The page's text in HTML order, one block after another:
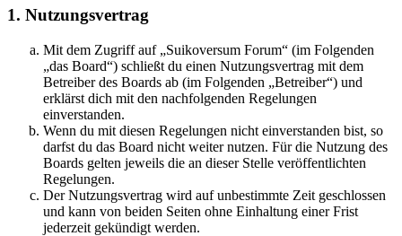
1. Nutzungsvertrag
Mit dem Zugriff auf „Suikoversum Forum“ (im Folgenden
„das Board“) schließt du einen Nutzungsvertrag mit dem
Betreiber des Boards ab (im Folgenden „Betreiber“) und
erklärst dich mit den nachfolgenden Regelungen
einverstanden.
Wenn du mit diesen Regelungen nicht einverstanden bist, so
darfst du das Board nicht weiter nutzen. Für die Nutzung des
Boards gelten jeweils die an dieser Stelle veröffentlichten
Regelungen.
Der Nutzungsvertrag wird auf unbestimmte Zeit geschlossen
und kann von beiden Seiten ohne Einhaltung einer Frist
jederzeit gekündigt werden.